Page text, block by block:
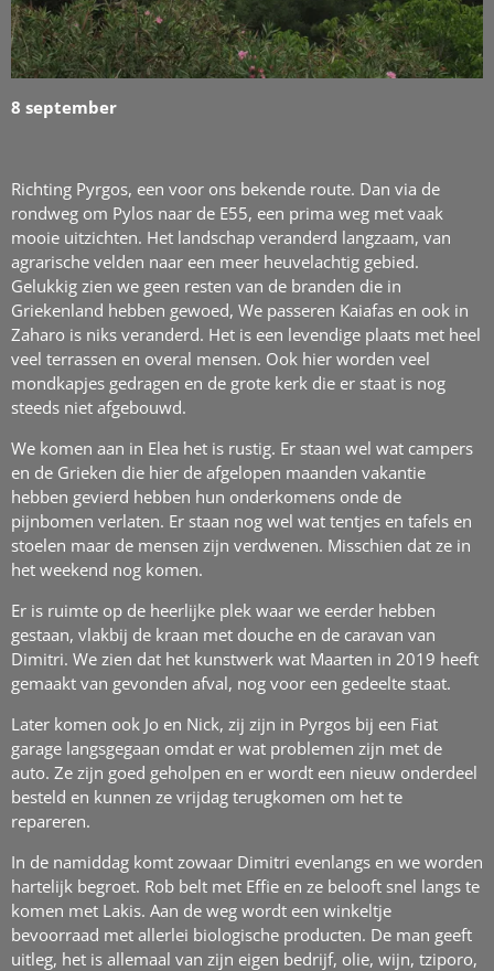
8 september
Richting Pyrgos, een voor ons bekende route. Dan via de
rondweg om Pylos naar de E55, een prima weg met vaak
mooie uitzichten. Het landschap veranderd langzaam, van
agrarische velden naar een meer heuvelachtig gebied.
Gelukkig zien we geen resten van de branden die in
Griekenland hebben gewoed, We passeren Kaiafas en ook in
Zaharo is niks veranderd. Het is een levendige plaats met heel
veel terrassen en overal mensen. Ook hier worden veel
mondkapjes gedragen en de grote kerk die er staat is nog
steeds niet afgebouwd.
We komen aan in Elea het is rustig. Er staan wel wat campers
en de Grieken die hier de afgelopen maanden vakantie
hebben gevierd hebben hun onderkomens onde de
pijnbomen verlaten. Er staan nog wel wat tentjes en tafels en
stoelen maar de mensen zijn verdwenen. Misschien dat ze in
het weekend nog komen.
Er is ruimte op de heerlijke plek waar we eerder hebben
gestaan, vlakbij de kraan met douche en de caravan van
Dimitri. We zien dat het kunstwerk wat Maarten in 2019 heeft
gemaakt van gevonden afval, nog voor een gedeelte staat.
Later komen ook Jo en Nick, zij zijn in Pyrgos bij een Fiat
garage langsgegaan omdat er wat problemen zijn met de
auto. Ze zijn goed geholpen en er wordt een nieuw onderdeel
besteld en kunnen ze vrijdag terugkomen om het te
repareren.
In de namiddag komt zowaar Dimitri evenlangs en we worden
hartelijk begroet. Rob belt met Effie en ze belooft snel langs te
komen met Lakis. Aan de weg wordt een winkeltje
bevoorraad met allerlei biologische producten. De man geeft
uitleg, het is allemaal van zijn eigen bedrijf, olie, wijn, tziporo,